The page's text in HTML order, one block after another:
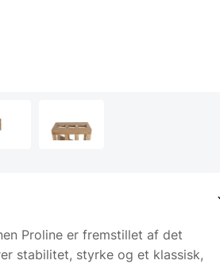
Proline er fremstillet af det
stabilitet, styrke og et klassisk,